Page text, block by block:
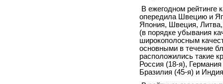
В ежегодном рейтинге
опередила Швецию и
Япония, Швеция,
(в порядке убывания
широкополосным
основными в течение
расположились такие
Россия (18-я),
Бразилия (45-я) и